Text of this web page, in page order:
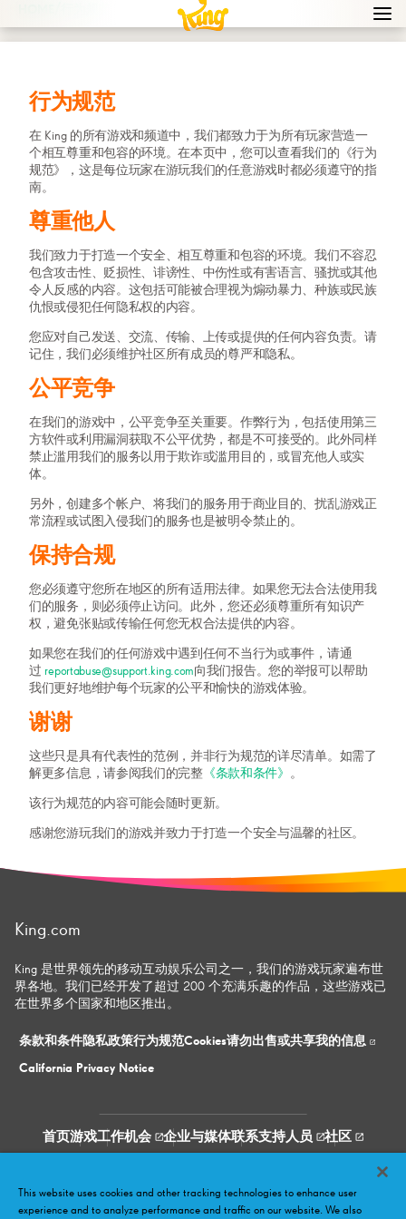
行为规范
在 King 的所有游戏和频道中，我们都致力于为所有玩家营造一
个相互尊重和包容的环境。在本页中，您可以查看我们的《行为
规范》，这是每位玩家在游玩我们的任意游戏时都必须遵守的指
南。
尊重他人
我们致力于打造一个安全、相互尊重和包容的环境。我们不容忍
包含攻击性、贬损性、诽谤性、中伤性或有害语言、骚扰或其他
令人反感的内容。这包括可能被合理视为煽动暴力、种族或民族
仇恨或侵犯任何隐私权的内容。
您应对自己发送、交流、传输、上传或提供的任何内容负责。请
记住，我们必须维护社区所有成员的尊严和隐私。
公平竞争
在我们的游戏中，公平竞争至关重要。作弊行为，包括使用第三
方软件或利用漏洞获取不公平优势，都是不可接受的。此外同样
禁止滥用我们的服务以用于欺诈或滥用目的，或冒充他人或实
体。
另外，创建多个帐户、将我们的服务用于商业目的、扰乱游戏正
常流程或试图入侵我们的服务也是被明令禁止的。
保持合规
您必须遵守您所在地区的所有适用法律。如果您无法合法使用我
们的服务，则必须停止访问。此外，您还必须尊重所有知识产
权，避免张贴或传输任何您无权合法提供的内容。
如果您在我们的任何游戏中遇到任何不当行为或事件，请通
过 reportabuse@support.king.com向我们报告。您的举报可以帮助
我们更好地维护每个玩家的公平和愉快的游戏体验。
谢谢
这些只是具有代表性的范例，并非行为规范的详尽清单。如需了
解更多信息，请参阅我们的完整《条款和条件》 。
该行为规范的内容可能会随时更新。
感谢您游玩我们的游戏并致力于打造一个安全与温馨的社区。
King.com
King 是世界领先的移动互动娱乐公司之一，我们的游戏玩家遍布世
界各地。我们已经开发了超过 200 个充满乐趣的作品，这些游戏已
在世界多个国家和地区推出。
条款和条件隐私政策行为规范Cookies请勿出售或​共享我的信息
California Privacy Notice
首页游戏工作机会 企业与媒体联系支持人员 社区
Facebook Twitter Youtube LinkedIn Instagram
This website uses cookies and other tracking technologies to enhance user
experience and to analyze performance and traffic on our website. We also